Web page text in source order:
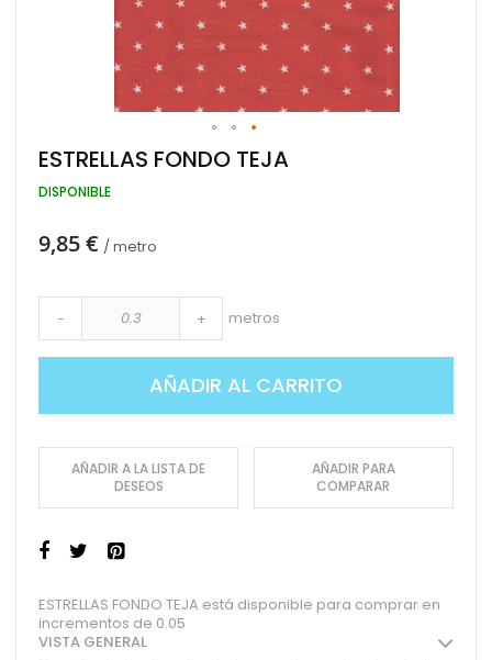
Saltar
al
comienzo
galería
ESTRELLAS FONDO TEJA
DISPONIBLE
9,85 € / metro
- + metros
AÑADIR AL CARRITO
AÑADIR A LA LISTA DE
DESEOS
AÑADIR PARA
COMPARAR
ESTRELLAS FONDO TEJA está disponible para comprar en
incrementos de 0.05
VISTA GENERAL